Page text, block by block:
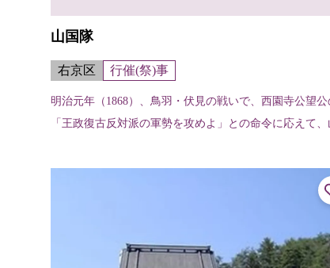
山国隊
右京区 行催(祭)事
明治元年（1868）、鳥羽・伏見の戦いで、西園寺公望公
「王政復古反対派の軍勢を攻めよ」との命令に応えて、
国隊を結成。大総督有栖川宮の...